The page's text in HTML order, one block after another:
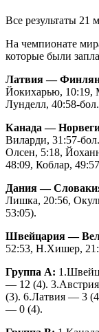
Все результаты 21
На чемпионате
которые были
Латвия —
Йокихарью, 10:19,
Лунделл, 40:58-
Канада —
Виларди, 31:57-
Олсен, 5:18,
48:09, Коблар,
Дания —
Лишка, 20:56,
53:05).
Швейцария —
52:53, Н.Хишер,
Группа А:
— 12 (4).
(3). 6.Латвия — 3
— 0 (4).